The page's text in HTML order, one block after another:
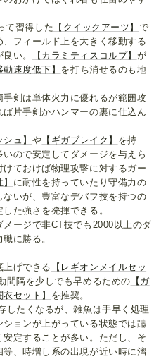
て習得した 【クイックアーツ】 で
、フィールド上を大きく移動する
い。
【カラミティスコルプ】 が
動速度低下】 を打ち消せるのも地
剣は単体火力に優れるが範囲攻
片手剣かハンマーの裏に仕込ん
ュ】 や 【ギガブレイク】 を持
ので安定してダメージを与えら
ておけば物理攻撃に対するガー
に耐性を持っていたり守備力の
いが、豊富なデバフ技を持つの
た強さを発揮できる。
メージで非CT技でも2000以上のダ
に勝る。
上げできる
【レギオンメイルセッ
間隔を少しでも早めるための 【ガ
衣セット】 を推奨。
したくなるが、雑魚は手早く処理
ョンが上がっている状態では躊
定することが多い。ただし、そ
、時増し系の出現が近い時に溜